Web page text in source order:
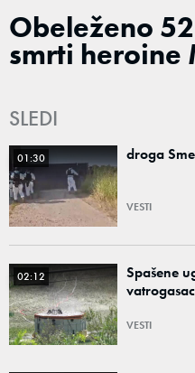
Obeleženo
smrti heroine
SLEDI
01:30 droga
VESTI
02:12
Spašene
VESTI